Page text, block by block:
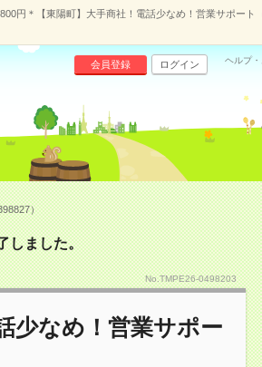
円＊【東陽町】大手商社！電話少なめ！営業サポート
会員登録 ログイン ヘルプ
）
しました。
No.TMPE26-0498203
少なめ！営業サポー